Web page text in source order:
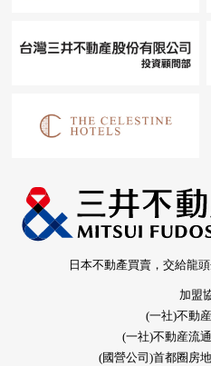
日本不動產買賣，交給龍
加盟
(一社)不動
(一社)不動産流
(國營公司)首都圈房